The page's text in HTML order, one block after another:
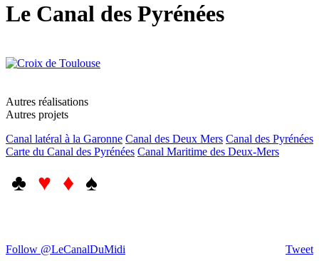
Le Canal des Pyrénées
Autres réalisations
Autres projets
Canal latéral à la Garonne Canal des Deux Mers Canal des Pyrénées
Carte du Canal des Pyrénées Canal Maritime des Deux-Mers
♣ ♥ ♦ ♠
Tweet
Follow @LeCanalDuMidi